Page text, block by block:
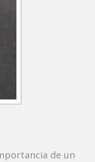
de un